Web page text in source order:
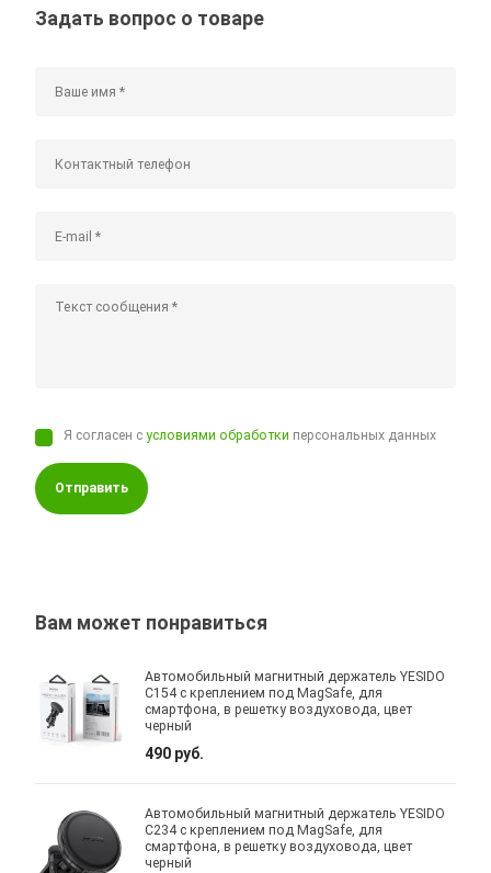
Задать вопрос о товаре
Я согласен сусловиями обработки персональных данных
Отправить
Вам может понравиться
Автомобильный магнитный держатель YESIDO
C154 с креплением под MagSafe, для
смартфона, в решетку воздуховода, цвет
черный
490 руб.
Автомобильный магнитный держатель YESIDO
C234 с креплением под MagSafe, для
смартфона, в решетку воздуховода, цвет
черный